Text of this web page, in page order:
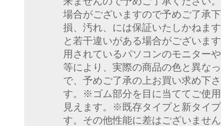
場合がございますので予めご了承
損、汚れ、には保証いたしかねま
と若干違いがある場合がございま
用されているパソコンのモニター
等により、実際の商品の色と異な
で、予めご了承の上お買い求め下
す。※ゴム部分を目に当ててご使
見えます。※既存タイプと新タイ
す。その他性能に差はございませ